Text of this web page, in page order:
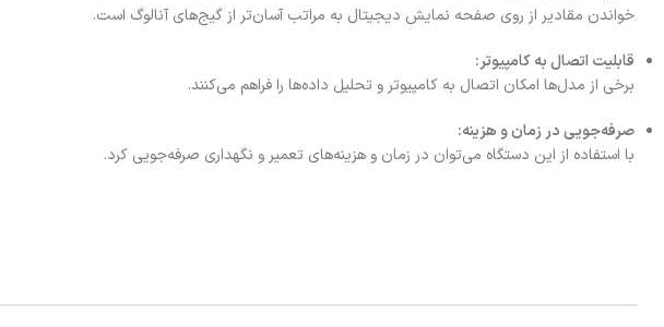
خواندن مقادیر از روی صفحه نمایش دیجیتال به مراتب آسان‌تر از گیج‌های آنالوگ است.
قابلیت اتصال به کامپیوتر:
برخی از مدل‌ها امکان اتصال به کامپیوتر و تحلیل داده‌ها را فراهم می‌کنند.
صرفه‌جویی در زمان و هزینه:
با استفاده از این دستگاه می‌توان در زمان و هزینه‌های تعمیر و نگهداری صرفه‌جویی کرد.